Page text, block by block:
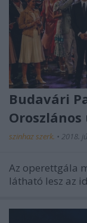
Budavári
szinhaz szerk. • 2018.
Az operettgála
látható lesz az